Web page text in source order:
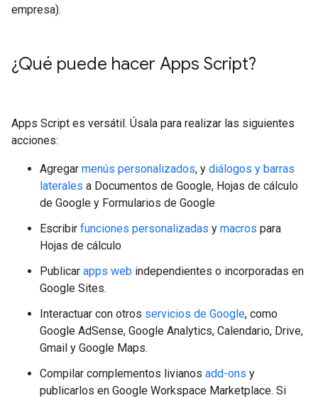
empresa).
¿Qué puede hacer Apps Script?
Apps Script es versátil. Úsala para realizar las siguientes
acciones:
Agregar menús personalizados, y diálogos y barras
laterales a Documentos de Google, Hojas de cálculo
de Google y Formularios de Google
Escribir funciones personalizadas y macros para
Hojas de cálculo
Publicar apps web independientes o incorporadas en
Google Sites.
Interactuar con otros servicios de Google, como
Google AdSense, Google Analytics, Calendario, Drive,
Gmail y Google Maps.
Compilar complementos livianos add-ons y
publicarlos en Google Workspace Marketplace. Si